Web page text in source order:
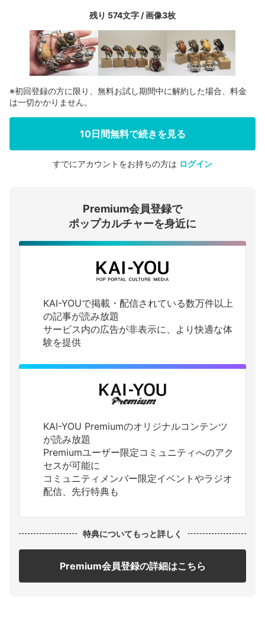
残り 574文字 / 画像3枚
会員登録する
ログインする
※初回登録の方に限り、無料お試し期間中に解約した場合、料金
は一切かかりません。
10日間無料で続きを見る
すでにアカウントをお持ちの方は ログイン
Premium会員登録で
ポップカルチャーを身近に
KAI-YOUで掲載・配信されている数万件以上
の記事が読み放題
サービス内の広告が非表示に、より快適な体
験を提供
KAI-YOU Premiumのオリジナルコンテンツ
が読み放題
Premiumユーザー限定コミュニティへのアク
セスが可能に
コミュニティメンバー限定イベントやラジオ
配信、先行特典も
特典についてもっと詳しく
Premium会員登録の詳細はこちら